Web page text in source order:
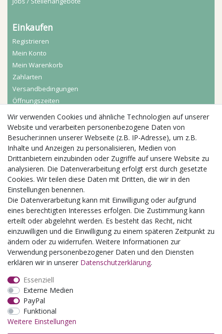
Einkaufen
Registrieren
Mein Konto
Mein Warenkorb
Zahlarten
Versandbedingungen
Öffnungszeiten
Aktuelles
Busgruppen
Kindergeburtstage
Kindergartenausflug
Schulklassenausflug
Zwillingsrabatt
Wir verwenden Cookies und ähnliche Technologien auf unserer
Website und verarbeiten personenbezogene Daten von
Besucher:innen unserer Webseite (z.B. IP-Adresse), um z.B.
Inhalte und Anzeigen zu personalisieren, Medien von
Drittanbietern einzubinden oder Zugriffe auf unsere Website zu
analysieren. Die Datenverarbeitung erfolgt erst durch gesetzte
Cookies. Wir teilen diese Daten mit Dritten, die wir in den
Einstellungen benennen.
Die Datenverarbeitung kann mit Einwilligung oder aufgrund
eines berechtigten Interesses erfolgen. Die Zustimmung kann
erteilt oder abgelehnt werden. Es besteht das Recht, nicht
einzuwilligen und die Einwilligung zu einem späteren Zeitpunkt zu
ändern oder zu widerrufen. Weitere Informationen zur
Verwendung personenbezogener Daten und den Diensten
erklären wir in unserer Daten­schutz­erklärung.
Essenziell
Externe Medien
PayPal
Funktional
Weitere Einstellungen